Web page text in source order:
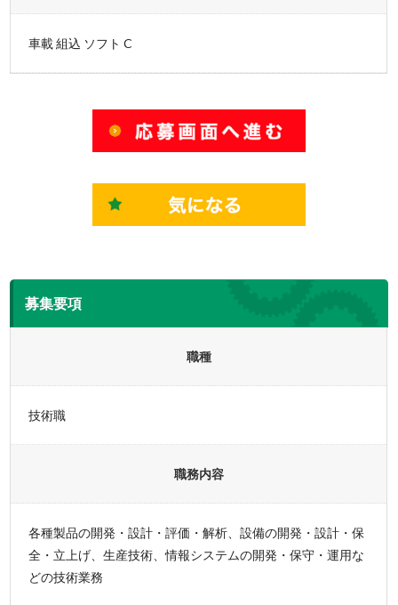
車載 組込 ソフト C
募集要項
職種
技術職
職務内容
各種製品の開発・設計・評価・解析、設備の開発・設計・保
全・立上げ、生産技術、情報システムの開発・保守・運用な
どの技術業務